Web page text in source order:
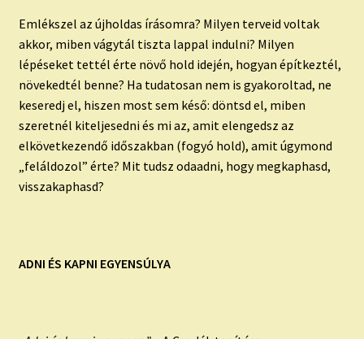
Emlékszel az újholdas írásomra? Milyen terveid voltak
akkor, miben vágytál tiszta lappal indulni? Milyen
lépéseket tettél érte növő hold idején, hogyan építkeztél,
növekedtél benne? Ha tudatosan nem is gyakoroltad, ne
keseredj el, hiszen most sem késő: döntsd el, miben
szeretnél kiteljesedni és mi az, amit elengedsz az
elkövetkezendő időszakban (fogyó hold), amit úgymond
„feláldozol” érte? Mit tudsz odaadni, hogy megkaphasd,
visszakaphasd?
ADNI ÉS KAPNI EGYENSÚLYA